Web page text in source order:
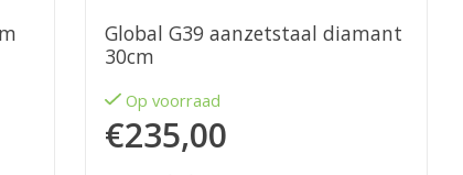
Global G39 aanzetstaal diamant
30cm
Op voorraad
€235,00